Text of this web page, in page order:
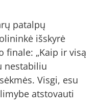
patalpų
išskyrė
finale: „Kaip ir visą
nestabiliu
Visgi, esu
atstovauti